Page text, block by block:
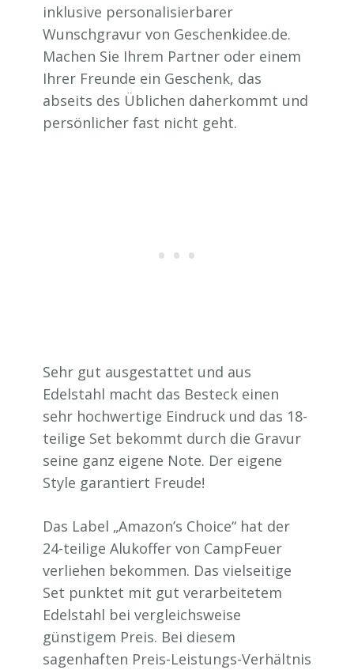
inklusive personalisierbarer
Wunschgravur von Geschenkidee.de.
Machen Sie Ihrem Partner oder einem
Ihrer Freunde ein Geschenk, das
abseits des Üblichen daherkommt und
persönlicher fast nicht geht.
Sehr gut ausgestattet und aus
Edelstahl macht das Besteck einen
sehr hochwertige Eindruck und das 18-
teilige Set bekommt durch die Gravur
seine ganz eigene Note. Der eigene
Style garantiert Freude!
Das Label „Amazon’s Choice“ hat der
24-teilige Alukoffer von CampFeuer
verliehen bekommen. Das vielseitige
Set punktet mit gut verarbeitetem
Edelstahl bei vergleichsweise
günstigem Preis. Bei diesem
sagenhaften Preis-Leistungs-Verhältnis